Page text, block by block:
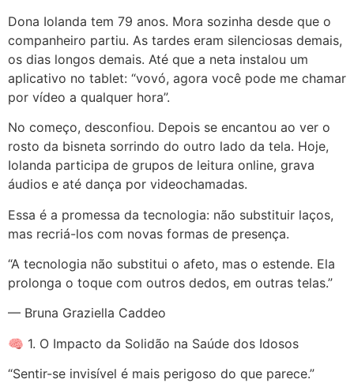
Dona Iolanda tem 79 anos. Mora sozinha desde que o
companheiro partiu. As tardes eram silenciosas demais,
os dias longos demais. Até que a neta instalou um
aplicativo no tablet: “vovó, agora você pode me chamar
por vídeo a qualquer hora”.
No começo, desconfiou. Depois se encantou ao ver o
rosto da bisneta sorrindo do outro lado da tela. Hoje,
Iolanda participa de grupos de leitura online, grava
áudios e até dança por videochamadas.
Essa é a promessa da tecnologia: não substituir laços,
mas recriá-los com novas formas de presença.
“A tecnologia não substitui o afeto, mas o estende. Ela
prolonga o toque com outros dedos, em outras telas.”
— Bruna Graziella Caddeo
🧠 1. O Impacto da Solidão na Saúde dos Idosos
“Sentir-se invisível é mais perigoso do que parece.”